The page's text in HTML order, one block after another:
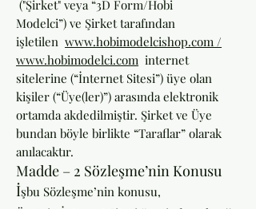
("Şirket" veya “3D Form/Hobi
Modelci”) ve Şirket tarafından
işletilen www.hobimodelcishop.com /
www.hobimodelci.com internet
sitelerine (“İnternet Sitesi”) üye olan
kişiler (“Üye(ler)”) arasında elektronik
ortamda akdedilmiştir. Şirket ve Üye
bundan böyle birlikte “Taraflar” olarak
anılacaktır.
Madde – 2 Sözleşme’nin Konusu
İşbu Sözleşme’nin konusu,